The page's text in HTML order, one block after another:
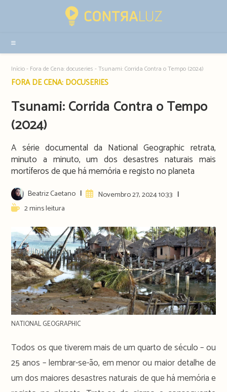
sidebar
Início- Fora de Cena: docuseries -Tsunami: Corrida Contra o Tempo (2024)
Post
FORA DE CENA: DOCUSERIES
Tsunami: Corrida Contra o Tempo
(2024)
A série documental da National Geographic retrata,
minuto a minuto, um dos desastres naturais mais
mortíferos de que há memória e registo no planeta
Post
author:
Beatriz Caetano
ArtigoNovembro 27, 2024 10:33
Reading2 mins leitura
NATIONAL GEOGRAPHIC
Todos os que tiverem mais de um quarto de século – ou
25 anos – lembrar-se-ão, em menor ou maior detalhe de
um dos maiores desastres naturais de que há memória e